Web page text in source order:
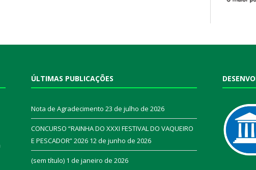
ÚLTIMAS PUBLICAÇÕES
Nota de Agradecimento 23 de julho de 2026
CONCURSO “RAINHA DO XXXI FESTIVAL DO VAQUEIRO
E PESCADOR” 2026 12 de junho de 2026
(sem título) 1 de janeiro de 2026